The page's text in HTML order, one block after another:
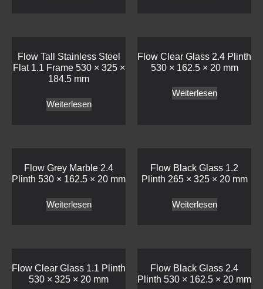
Flow Tall Stainless Steel
Flat 1.1 Frame 530 × 325 ×
184.5 mm
Weiterlesen
Flow Clear Glass 2.4 Plinth
530 × 162.5 × 20 mm
Weiterlesen
Flow Grey Marble 2.4
Plinth 530 × 162.5 × 20 mm
Weiterlesen
Flow Black Glass 1.2
Plinth 265 × 325 × 20 mm
Weiterlesen
Flow Clear Glass 1.1 Plinth
530 × 325 × 20 mm
Flow Black Glass 2.4
Plinth 530 × 162.5 × 20 mm